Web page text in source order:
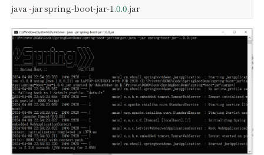
java-jar spring-boot-jar-1.0.0.jar